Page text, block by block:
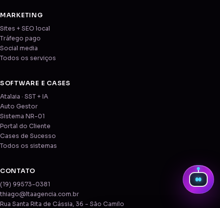
MARKETING
Sites + SEO local
Tráfego pago
Social media
Todos os serviços
SOFTWARE E CASES
Atalaia · SST + IA
Auto Gestor
Sistema NR-01
Portal do Cliente
Cases de Sucesso
Todos os sistemas
CONTATO
(19) 99573-0381
thiago@ltaagencia.com.br
Rua Santa Rita de Cássia, 36 - São Camilo